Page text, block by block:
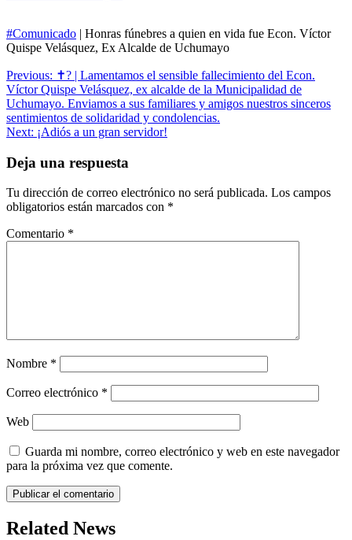
#Comunicado | Honras fúnebres a quien en vida fue Econ. Víctor
Quispe Velásquez, Ex Alcalde de Uchumayo
Navegación
de
entradas
Previous: ✝️? | Lamentamos el sensible fallecimiento del Econ.
Víctor Quispe Velásquez, ex alcalde de la Municipalidad de
Uchumayo. Enviamos a sus familiares y amigos nuestros sinceros
sentimientos de solidaridad y condolencias.
Next: ¡Adiós a un gran servidor!
Deja una respuesta
Tu dirección de correo electrónico no será publicada. Los campos
obligatorios están marcados con *
Comentario *
Nombre *
Correo electrónico *
Web
Guarda mi nombre, correo electrónico y web en este navegador
para la próxima vez que comente.
Related News